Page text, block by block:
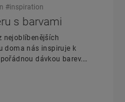
s barvami
nejoblíbenějších
doma nás inspiruje k
dávkou barev.
osvěžit interiér více
#inspiration